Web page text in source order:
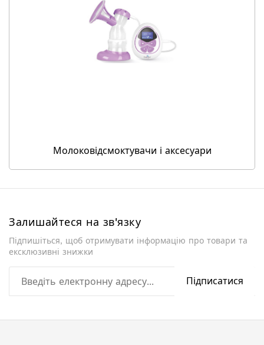
Молоковідсмоктувачи і аксесуари
Залишайтеся на зв'язку
Підпишіться, щоб отримувати інформацію про товари та
ексклюзивні знижки
Підписатися